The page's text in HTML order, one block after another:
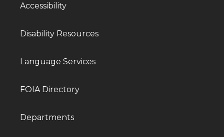
Accessibility
Disability Resources
Language Services
FOIA Directory
Departments